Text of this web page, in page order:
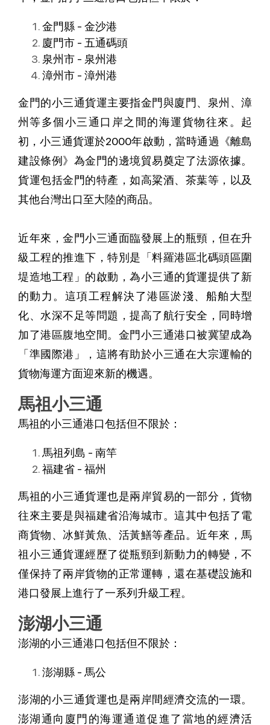
金門縣 - 金沙港
廈門市 - 五通碼頭
泉州市 - 泉州港
漳州市 - 漳州港
金門的小三通貨運主要指金門與廈門、泉州、漳
州等多個小三通口岸之間的海運貨物往來。起
初，小三通貨運於2000年啟動，當時通過《離島
建設條例》為金門的邊境貿易奠定了法源依據。
貨運包括金門的特產，如高粱酒、茶葉等，以及
其他台灣出口至大陸的商品。
近年來，金門小三通面臨發展上的瓶頸，但在升
級工程的推進下，特別是「料羅港區北碼頭區圍
堤造地工程」的啟動，為小三通的貨運提供了新
的動力。這項工程解決了港區淤淺、船舶大型
化、水深不足等問題，提高了航行安全，同時增
加了港區腹地空間。金門小三通港口被冀望成為
「準國際港」，這將有助於小三通在大宗運輸的
貨物海運方面迎來新的機遇。
馬祖小三通
馬祖的小三通港口包括但不限於：
馬祖列島 - 南竿
福建省 - 福州
馬祖的小三通貨運也是兩岸貿易的一部分，貨物
往來主要是與福建省沿海城市。這其中包括了電
商貨物、冰鮮黃魚、活黃鱔等產品。近年來，馬
祖小三通貨運經歷了從瓶頸到新動力的轉變，不
僅保持了兩岸貨物的正常運轉，還在基礎設施和
港口發展上進行了一系列升級工程。
澎湖小三通
澎湖的小三通港口包括但不限於：
澎湖縣 - 馬公
澎湖的小三通貨運也是兩岸間經濟交流的一環。
澎湖通向廈門的海運通道促進了當地的經濟活